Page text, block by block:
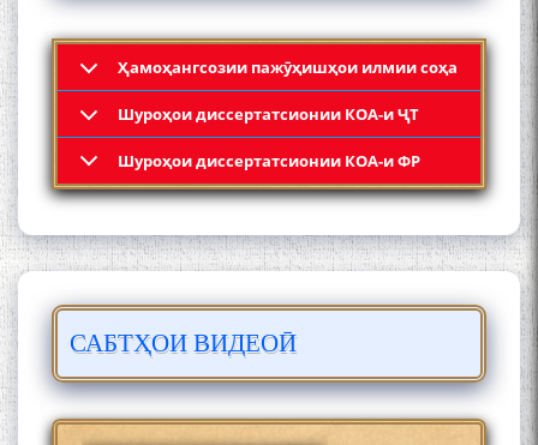
Ҳамоҳангсозии пажӯҳишҳои илмии соҳа
Шyроҳои диссертатсионии КОА-и ҶТ
Шyроҳои диссертатсионии КОА-и ФР
САБТҲОИ ВИДЕОӢ
Кадамчо Худои Шарифзода
Сайре дар Осорхона
Муҳаммадҷон Раҳимӣ